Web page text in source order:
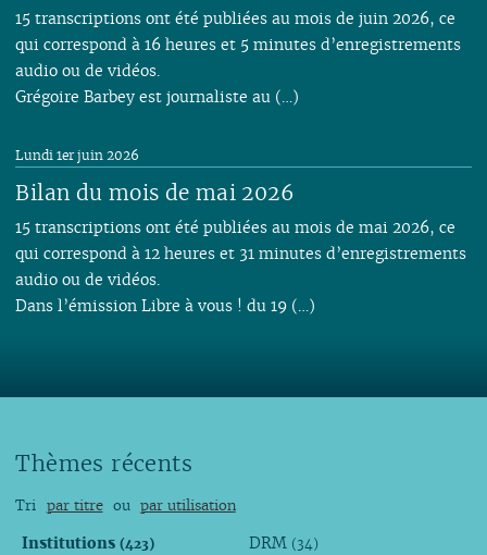
15 transcriptions ont été publiées au mois de juin 2026, ce
qui correspond à 16 heures et 5 minutes d’enregistrements
audio ou de vidéos.
Grégoire Barbey est journaliste au (…)
Bilan du mois de mai 2026
Lundi 1er juin 2026
15 transcriptions ont été publiées au mois de mai 2026, ce
qui correspond à 12 heures et 31 minutes d’enregistrements
audio ou de vidéos.
Dans l’émission Libre à vous ! du 19 (…)
Thèmes récents
Tri par titre ou par utilisation
Institutions (423) DRM (34)